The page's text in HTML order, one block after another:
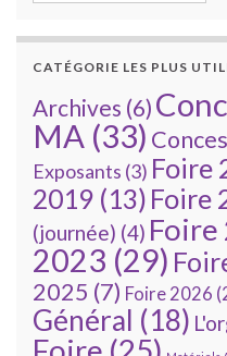
CATÉGORIE LES PLUS
Archives (6)
MA (33)
Exposants (3) Foire
2019 (13) Foire
(journée) (4) Foire
2023 (29)
2025 (7) Foire 2026
Général (18)